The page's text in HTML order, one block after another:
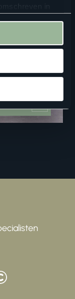
in
buurt